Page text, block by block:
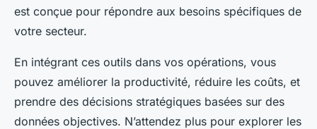
est conçue pour répondre aux besoins spécifiques de
votre secteur.
En intégrant ces outils dans vos opérations, vous
pouvez améliorer la productivité, réduire les coûts, et
prendre des décisions stratégiques basées sur des
données objectives. N’attendez plus pour explorer les